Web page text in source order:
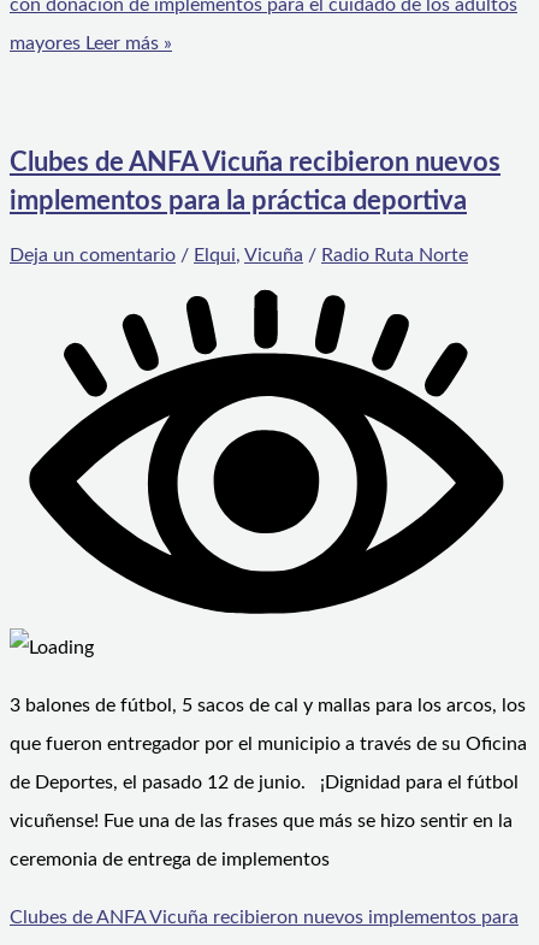
con donación de implementos para el cuidado de los adultos
mayores Leer más »
Clubes de ANFA Vicuña recibieron nuevos
implementos para la práctica deportiva
Deja un comentario / Elqui, Vicuña / Radio Ruta Norte
3 balones de fútbol, 5 sacos de cal y mallas para los arcos, los
que fueron entregador por el municipio a través de su Oficina
de Deportes, el pasado 12 de junio. ¡Dignidad para el fútbol
vicuñense! Fue una de las frases que más se hizo sentir en la
ceremonia de entrega de implementos
Clubes de ANFA Vicuña recibieron nuevos implementos para